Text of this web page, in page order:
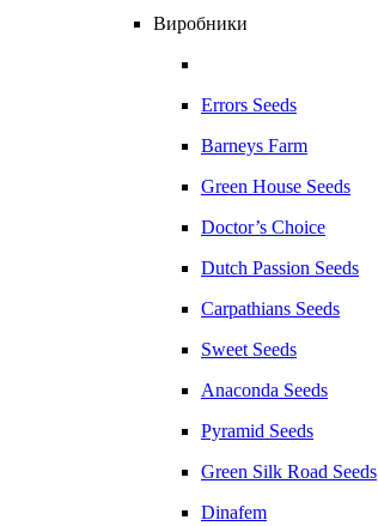
Виробники
Errors Seeds
Barneys Farm
Green House Seeds
Doctor’s Choice
Dutch Passion Seeds
Carpathians Seeds
Sweet Seeds
Anaconda Seeds
Pyramid Seeds
Green Silk Road Seeds
Dinafem